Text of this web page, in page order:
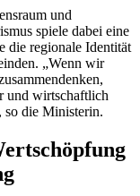
und
spiele dabei eine
die regionale Identität
„Wenn wir
und wirtschaftlich
so die Ministerin.